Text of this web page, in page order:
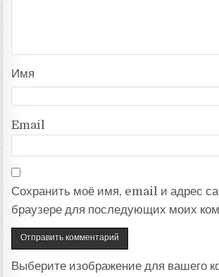
Имя
Email
Сохранить моё имя, email и адрес
браузере для последующих моих
Выберите изображение для вашего